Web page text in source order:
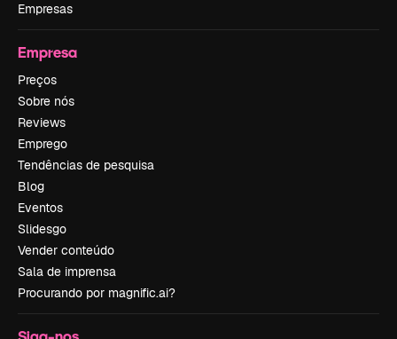
Empresas
Empresa
Preços
Sobre nós
Reviews
Emprego
Tendências de pesquisa
Blog
Eventos
Slidesgo
Vender conteúdo
Sala de imprensa
Procurando por magnific.ai?